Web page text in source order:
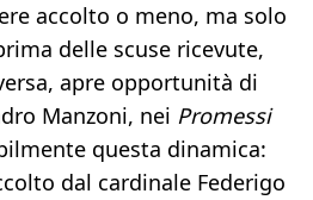
accolto o meno, ma solo
delle scuse ricevute,
apre opportunità di
Manzoni, nei Promessi
questa dinamica:
dal cardinale Federigo